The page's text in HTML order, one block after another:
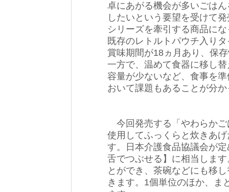
卓にあがる機会が多いごは
したいという要望を受けて
シリーズを牽引する商品に
既存のレトルトパウチ入り
賞味期間が18ヵ月あり、保
一方で、温めて食器に移し
容量が少ないなど、食事を
おいて課題もあることが分
今回発売する「やわらかご
使用してふっくらと炊きあ
す。日本介護食品協議会が
舌でつぶせる】に相当しま
とができ、茶碗などにも移
きます。1個単位のほか、ま